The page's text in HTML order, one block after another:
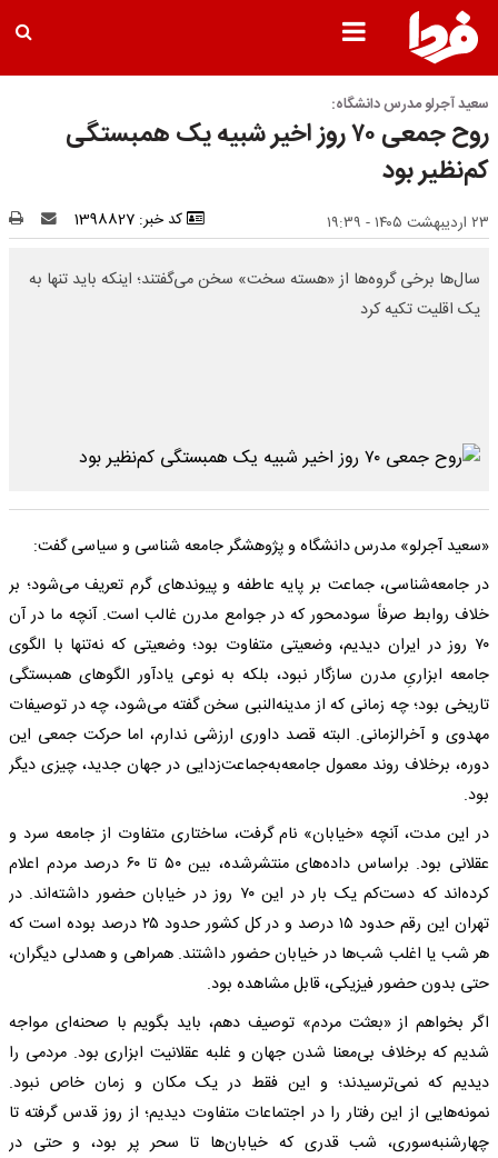
سعید آجرلو مدرس دانشگاه:
روح جمعی ۷۰ روز اخیر شبیه یک همبستگی
کم‌نظیر بود
۲۳ اردیبهشت ۱۴۰۵ - ۱۹:۳۹ کد خبر: 1398827
سال‌ها برخی گروه‌ها از «هسته سخت» سخن می‌گفتند؛ اینکه باید تنها به
یک اقلیت تکیه کرد
«سعید آجرلو» مدرس دانشگاه و پژوهشگر جامعه شناسی و سیاسی گفت:
در جامعه‌شناسی، جماعت بر پایه عاطفه و پیوندهای گرم تعریف می‌شود؛ بر
خلاف روابط صرفاً سودمحور که در جوامع مدرن غالب است. آنچه ما در آن
۷۰ روز در ایران دیدیم، وضعیتی متفاوت بود؛ وضعیتی که نه‌تنها با الگوی
جامعه ابزاریِ مدرن سازگار نبود، بلکه به نوعی یادآور الگوهای همبستگی
تاریخی بود؛ چه زمانی که از مدینه‌النبی سخن گفته می‌شود، چه در توصیفات
مهدوی و آخرالزمانی. البته قصد داوری ارزشی ندارم، اما حرکت جمعی این
دوره، برخلاف روند معمول جامعه‌به‌جماعت‌زدایی در جهان جدید، چیزی دیگر
بود.
در این مدت، آنچه «خیابان» نام گرفت، ساختاری متفاوت از جامعه سرد و
عقلانی بود. براساس داده‌های منتشرشده، بین ۵۰ تا ۶۰ درصد مردم اعلام
کرده‌اند که دست‌کم یک بار در این ۷۰ روز در خیابان حضور داشته‌اند. در
تهران این رقم حدود ۱۵ درصد و در کل کشور حدود ۲۵ درصد بوده است که
هر شب یا اغلب شب‌ها در خیابان حضور داشتند. همراهی و همدلی دیگران،
حتی بدون حضور فیزیکی، قابل مشاهده بود.
اگر بخواهم از «بعثت مردم» توصیف دهم، باید بگویم با صحنه‌ای مواجه
شدیم که برخلاف بی‌معنا شدن جهان و غلبه عقلانیت ابزاری بود. مردمی را
دیدیم که نمی‌ترسیدند؛ و این فقط در یک مکان و زمان خاص نبود.
نمونه‌هایی از این رفتار را در اجتماعات متفاوت دیدیم؛ از روز قدس گرفته تا
چهارشنبه‌سوری، شب قدری که خیابان‌ها تا سحر پر بود، و حتی در